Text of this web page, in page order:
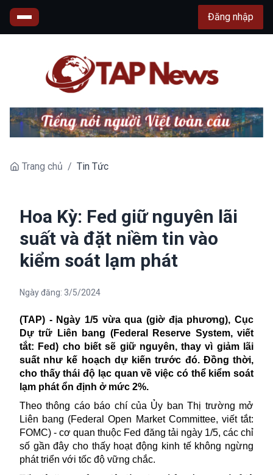
Đăng nhập
Trang chủ / Tin Tức
Hoa Kỳ: Fed giữ nguyên lãi
suất và đặt niềm tin vào
kiểm soát lạm phát
Ngày đăng: 3/5/2024
(TAP) - Ngày 1/5 vừa qua (giờ địa phương), Cục
Dự trữ Liên bang (Federal Reserve System, viết
tắt: Fed) cho biết sẽ giữ nguyên, thay vì giảm lãi
suất như kế hoạch dự kiến trước đó. Đồng thời,
cho thấy thái độ lạc quan về việc có thể kiểm soát
lạm phát ổn định ở mức 2%.
Theo thông cáo báo chí của Ủy ban Thị trường mở
Liên bang (Federal Open Market Committee, viết tắt:
FOMC) - cơ quan thuộc Fed đăng tải ngày 1/5, các chỉ
số gần đây cho thấy hoạt động kinh tế không ngừng
phát triển với tốc độ vững chắc.